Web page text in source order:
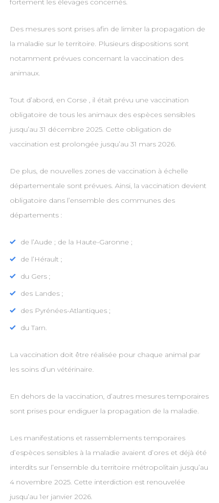
fortement les élevages concernés.
Des mesures sont prises afin de limiter la propagation de
la maladie sur le territoire. Plusieurs dispositions sont
notamment prévues concernant la vaccination des
animaux.
Tout d’abord, en Corse , il était prévu une vaccination
obligatoire de tous les animaux des espèces sensibles
jusqu’au 31 décembre 2025. Cette obligation de
vaccination est prolongée jusqu’au 31 mars 2026.
De plus, de nouvelles zones de vaccination à échelle
départementale sont prévues. Ainsi, la vaccination devient
obligatoire dans l’ensemble des communes des
départements :
de l’Aude ; de la Haute-Garonne ;
de l’Hérault ;
du Gers ;
des Landes ;
des Pyrénées-Atlantiques ;
du Tarn.
La vaccination doit être réalisée pour chaque animal par
les soins d’un vétérinaire.
En dehors de la vaccination, d’autres mesures temporaires
sont prises pour endiguer la propagation de la maladie.
Les manifestations et rassemblements temporaires
d’espèces sensibles à la maladie avaient d’ores et déjà été
interdits sur l’ensemble du territoire métropolitain jusqu’au
4 novembre 2025. Cette interdiction est renouvelée
jusqu’au 1er janvier 2026.